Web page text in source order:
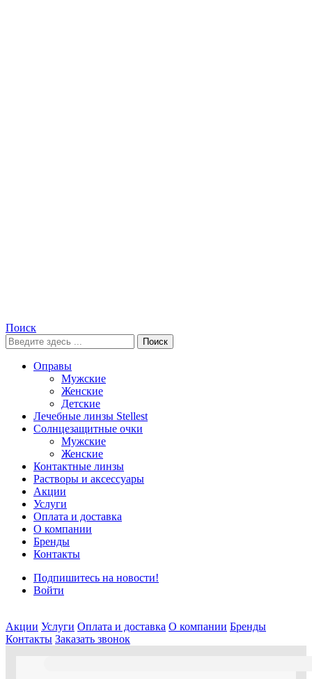
Поиск
Поиск
Оправы
Мужские
Женские
Детские
Лечебные линзы Stellest
Солнцезащитные очки
Мужские
Женские
Контактные линзы
Растворы и аксессуары
Акции
Услуги
Оплата и доставка
О компании
Бренды
Контакты
Подпишитесь на новости!
Войти
Акции Услуги Оплата и доставка О компании Бренды
Контакты Заказать звонок